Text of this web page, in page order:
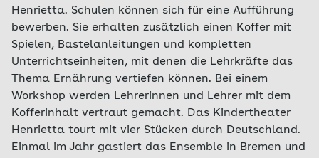
Henrietta. Schulen können sich für eine Aufführung
bewerben. Sie erhalten zusätzlich einen Koffer mit
Spielen, Bastelanleitungen und kompletten
Unterrichtseinheiten, mit denen die Lehrkräfte das
Thema Ernährung vertiefen können. Bei einem
Workshop werden Lehrerinnen und Lehrer mit dem
Kofferinhalt vertraut gemacht. Das Kindertheater
Henrietta tourt mit vier Stücken durch Deutschland.
Einmal im Jahr gastiert das Ensemble in Bremen und